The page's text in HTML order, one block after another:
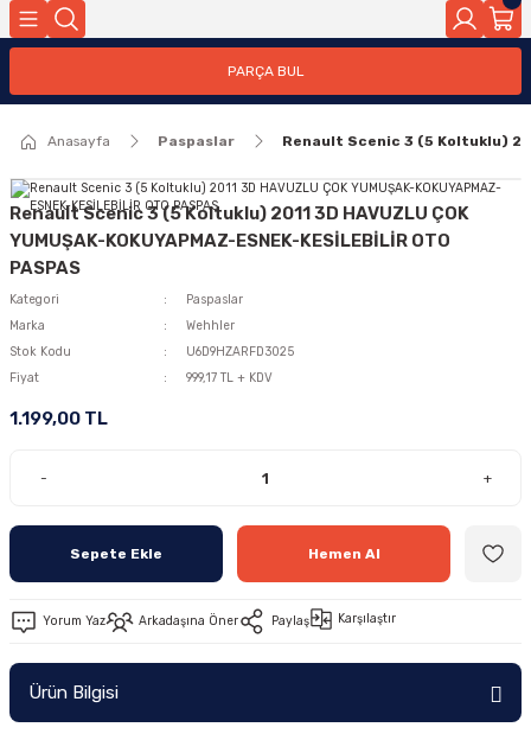
PARÇA BUL
Anasayfa Paspaslar Renault Scenic 3 (5 Koltuklu)
Renault Scenic 3 (5 Koltuklu) 2011 3D HAVUZLU ÇOK
YUMUŞAK-KOKUYAPMAZ-ESNEK-KESİLEBİLİR OTO
PASPAS
Kategori
Paspaslar
Marka
Wehhler
Stok Kodu
U6D9HZARFD3025
Fiyat
999,17 TL + KDV
1.199,00 TL
- +
Sepete Ekle Hemen Al
Yorum Yaz Arkadaşına Öner Paylaş Karşılaştır
Ürün Bilgisi